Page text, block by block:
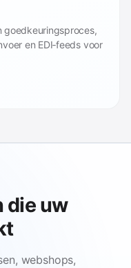
goedkeuringsproces,
en EDI‑feeds voor
die uw
webshops,